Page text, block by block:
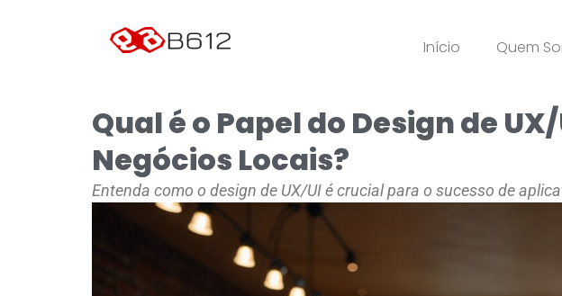
Início Quem
Qual é o Papel do Design de
Negócios Locais?
Entenda como o design de UX/UI é crucial para o sucesso de